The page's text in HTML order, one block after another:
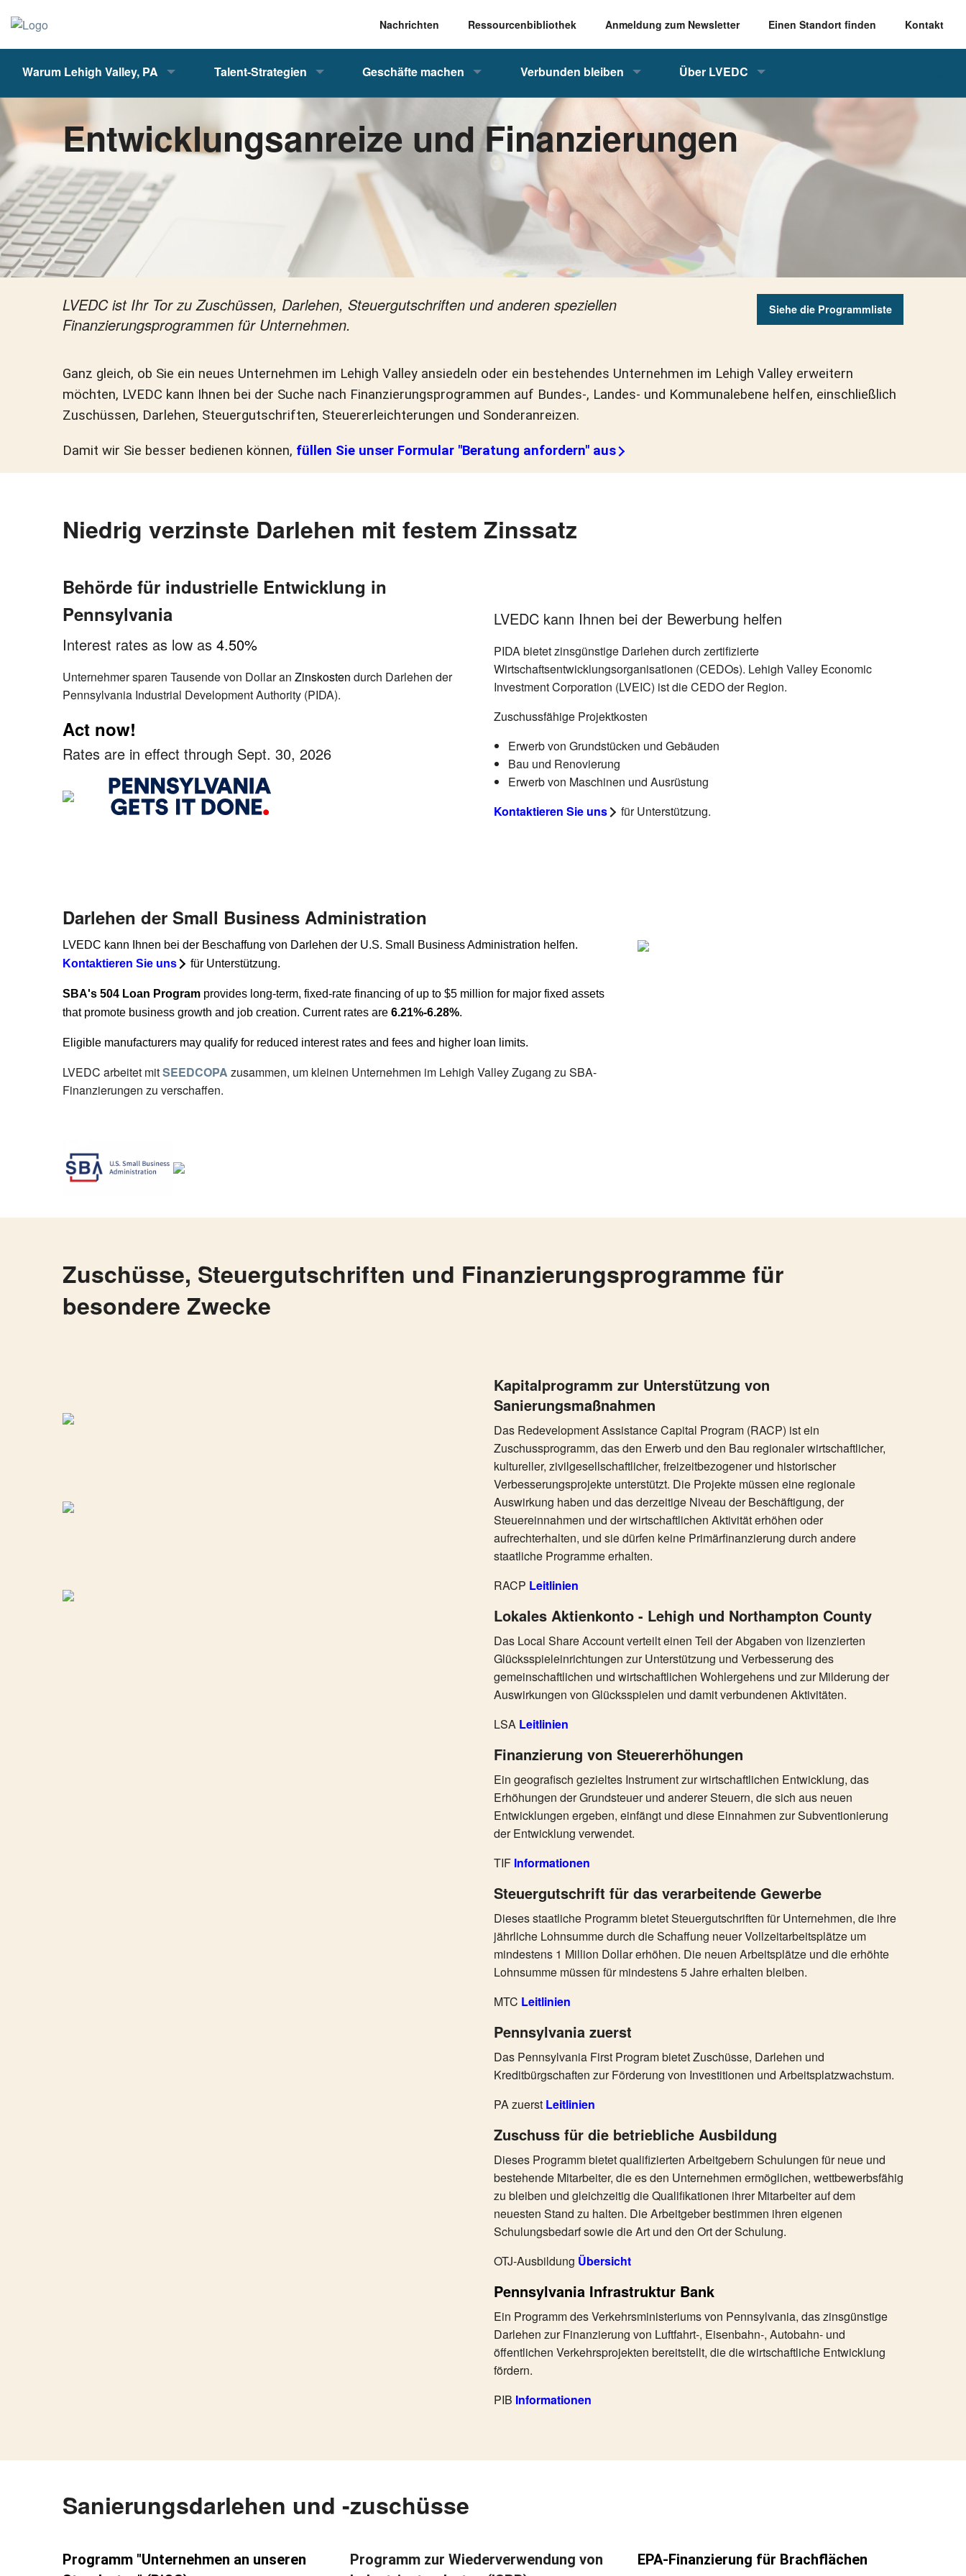
Nachrichten Ressourcenbibliothek Anmeldung zum Newsletter Einen Standort finden Kontakt
Warum Lehigh Valley, PA Talent-Strategien Geschäfte machen Verbunden bleiben Über LVEDC
Entwicklungsanreize und Finanzierungen
LVEDC ist Ihr Tor zu Zuschüssen, Darlehen, Steuergutschriften und anderen speziellen
Finanzierungsprogrammen für Unternehmen.
Siehe die Programmliste
Ganz gleich, ob Sie ein neues Unternehmen im Lehigh Valley ansiedeln oder ein bestehendes Unternehmen im Lehigh Valley erweitern
möchten, LVEDC kann Ihnen bei der Suche nach Finanzierungsprogrammen auf Bundes-, Landes- und Kommunalebene helfen, einschließlich
Zuschüssen, Darlehen, Steuergutschriften, Steuererleichterungen und Sonderanreizen.
Damit wir Sie besser bedienen können, füllen Sie unser Formular "Beratung anfordern" aus
Niedrig verzinste Darlehen mit festem Zinssatz
Behörde für industrielle Entwicklung in
Pennsylvania
Interest rates as low as 4.50%
Unternehmer sparen Tausende von Dollar an Zinskosten durch Darlehen der
Pennsylvania Industrial Development Authority (PIDA).
Act now!
Rates are in effect through Sept. 30, 2026
LVEDC kann Ihnen bei der Bewerbung helfen
PIDA bietet zinsgünstige Darlehen durch zertifizierte
Wirtschaftsentwicklungsorganisationen (CEDOs). Lehigh Valley Economic
Investment Corporation (LVEIC) ist die CEDO der Region.
Zuschussfähige Projektkosten
Erwerb von Grundstücken und Gebäuden
Bau und Renovierung
Erwerb von Maschinen und Ausrüstung
Kontaktieren Sie uns
für Unterstützung.
Darlehen der Small Business Administration
LVEDC kann Ihnen bei der Beschaffung von Darlehen der U.S. Small Business Administration helfen.
Kontaktieren Sie uns
für Unterstützung.
SBA's 504 Loan Program provides long-term, fixed-rate financing of up to $5 million for major fixed assets
that promote business growth and job creation. Current rates are 6.21%-6.28%.
Eligible manufacturers may qualify for reduced interest rates and fees and higher loan limits.
LVEDC arbeitet mitSEEDCOPA zusammen, um kleinen Unternehmen im Lehigh Valley Zugang zu SBA-
Finanzierungen zu verschaffen.
Zuschüsse, Steuergutschriften und Finanzierungsprogramme für
besondere Zwecke
Kapitalprogramm zur Unterstützung von
Sanierungsmaßnahmen
Das Redevelopment Assistance Capital Program (RACP) ist ein
Zuschussprogramm, das den Erwerb und den Bau regionaler wirtschaftlicher,
kultureller, zivilgesellschaftlicher, freizeitbezogener und historischer
Verbesserungsprojekte unterstützt. Die Projekte müssen eine regionale
Auswirkung haben und das derzeitige Niveau der Beschäftigung, der
Steuereinnahmen und der wirtschaftlichen Aktivität erhöhen oder
aufrechterhalten, und sie dürfen keine Primärfinanzierung durch andere
staatliche Programme erhalten.
RACP Leitlinien
Lokales Aktienkonto - Lehigh und Northampton County
Das Local Share Account verteilt einen Teil der Abgaben von lizenzierten
Glücksspieleinrichtungen zur Unterstützung und Verbesserung des
gemeinschaftlichen und wirtschaftlichen Wohlergehens und zur Milderung der
Auswirkungen von Glücksspielen und damit verbundenen Aktivitäten.
LSA Leitlinien
Finanzierung von Steuererhöhungen
Ein geografisch gezieltes Instrument zur wirtschaftlichen Entwicklung, das
Erhöhungen der Grundsteuer und anderer Steuern, die sich aus neuen
Entwicklungen ergeben, einfängt und diese Einnahmen zur Subventionierung
der Entwicklung verwendet.
TIF Informationen
Steuergutschrift für das verarbeitende Gewerbe
Dieses staatliche Programm bietet Steuergutschriften für Unternehmen, die ihre
jährliche Lohnsumme durch die Schaffung neuer Vollzeitarbeitsplätze um
mindestens 1 Million Dollar erhöhen. Die neuen Arbeitsplätze und die erhöhte
Lohnsumme müssen für mindestens 5 Jahre erhalten bleiben.
MTC Leitlinien
Pennsylvania zuerst
Das Pennsylvania First Program bietet Zuschüsse, Darlehen und
Kreditbürgschaften zur Förderung von Investitionen und Arbeitsplatzwachstum.
PA zuerst Leitlinien
Zuschuss für die betriebliche Ausbildung
Dieses Programm bietet qualifizierten Arbeitgebern Schulungen für neue und
bestehende Mitarbeiter, die es den Unternehmen ermöglichen, wettbewerbsfähig
zu bleiben und gleichzeitig die Qualifikationen ihrer Mitarbeiter auf dem
neuesten Stand zu halten. Die Arbeitgeber bestimmen ihren eigenen
Schulungsbedarf sowie die Art und den Ort der Schulung.
OTJ-Ausbildung Übersicht
Pennsylvania Infrastruktur Bank
Ein Programm des Verkehrsministeriums von Pennsylvania, das zinsgünstige
Darlehen zur Finanzierung von Luftfahrt-, Eisenbahn-, Autobahn- und
öffentlichen Verkehrsprojekten bereitstellt, die die wirtschaftliche Entwicklung
fördern.
PIB Informationen
Sanierungsdarlehen und -zuschüsse
Programm "Unternehmen an unseren
Programm zur Wiederverwendung von
EPA-Finanzierung für Brachflächen